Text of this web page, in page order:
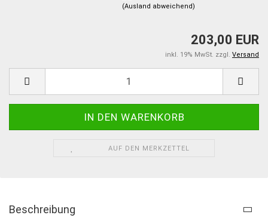
(Ausland abweichend)
203,00 EUR
inkl. 19% MwSt. zzgl. Versand
AUF DEN MERKZETTEL
Beschreibung